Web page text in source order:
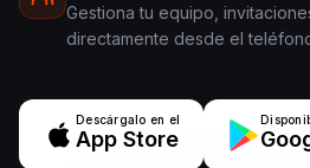
Gestiona tu equipo,
directamente desde el
Descárgalo en el
App Store